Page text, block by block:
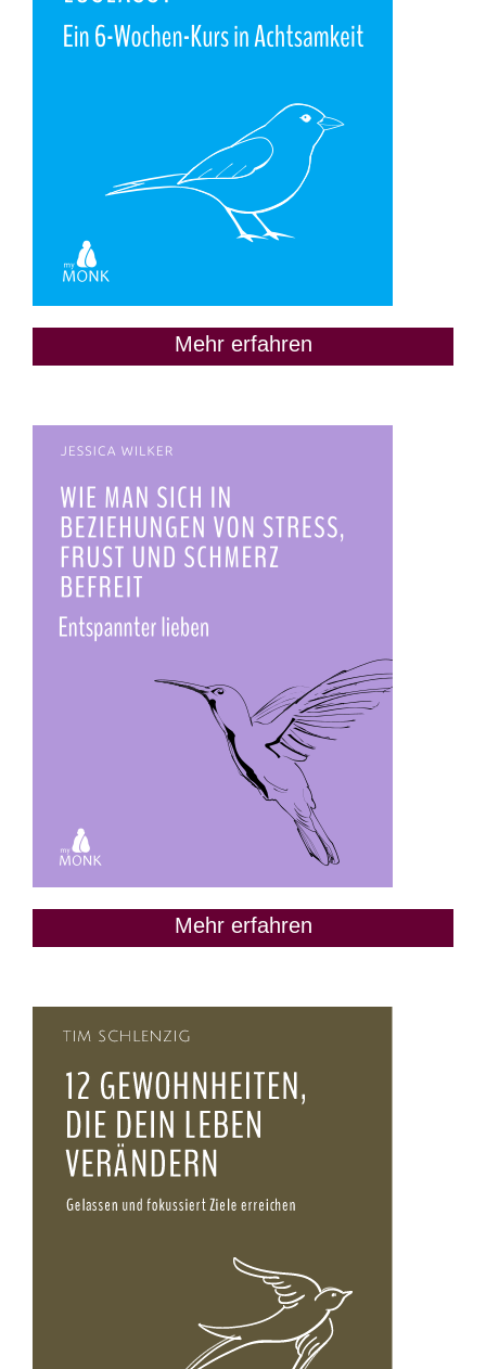
Mehr erfahren
Mehr erfahren